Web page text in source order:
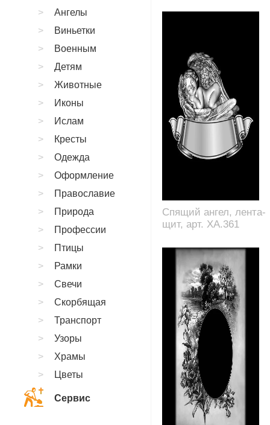
Спящий ангел, лента-
щит, арт. XA.361
Ангелы
Виньетки
Военным
Детям
Животные
Иконы
Ислам
Кресты
Одежда
Оформление
Православие
Природа
Профессии
Птицы
Рамки
Свечи
Скорбящая
Транспорт
Узоры
Храмы
Цветы
Сервис